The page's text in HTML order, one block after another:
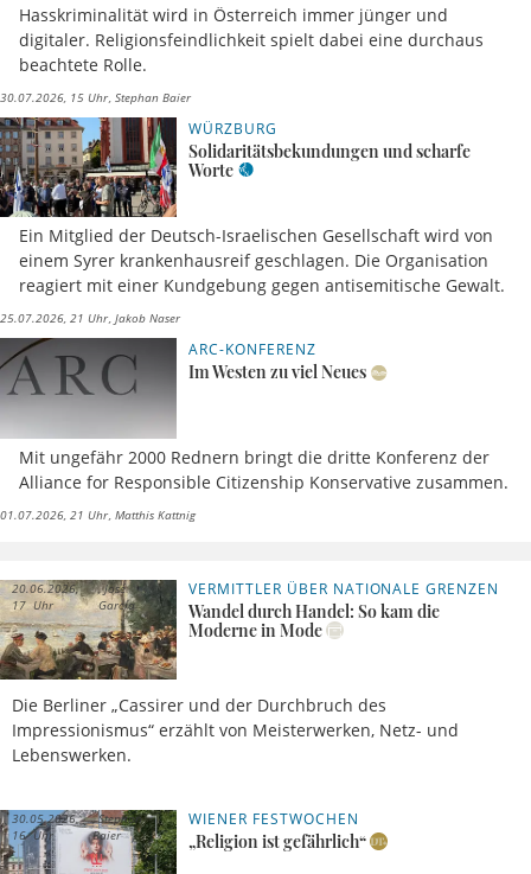
Hasskriminalität wird in Österreich immer jünger und
digitaler. Religionsfeindlichkeit spielt dabei eine durchaus
beachtete Rolle.
30.07.2026, 15 Uhr Stephan Baier
WÜRZBURG
Solidaritätsbekundungen und scharfe
Worte
Ein Mitglied der Deutsch-Israelischen Gesellschaft wird von
einem Syrer krankenhausreif geschlagen. Die Organisation
reagiert mit einer Kundgebung gegen antisemitische Gewalt.
25.07.2026, 21 Uhr Jakob Naser
ARC-KONFERENZ
Im Westen zu viel Neues
Mit ungefähr 2000 Rednern bringt die dritte Konferenz der
Alliance for Responsible Citizenship Konservative zusammen.
01.07.2026, 21 Uhr Matthis Kattnig
VERMITTLER ÜBER NATIONALE GRENZEN
Wandel durch Handel: So kam die
Moderne in Mode
Die Berliner „Cassirer und der Durchbruch des
Impressionismus“ erzählt von Meisterwerken, Netz- und
Lebenswerken.
20.06.2026,
17 Uhr
José
García
WIENER FESTWOCHEN
„Religion ist gefährlich“
30.05.2026,
16 Uhr
Stephan
Baier